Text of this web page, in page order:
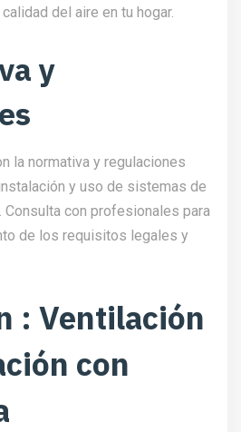
del aire en tu hogar.
y
la normativa y regulaciones
y uso de sistemas de
con profesionales para
de los requisitos legales y
: Ventilación
con